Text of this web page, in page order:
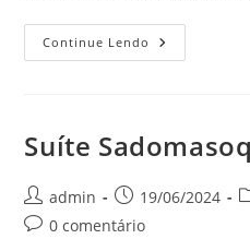
Continue Lendo Suíte
Extra
Suíte
Autor
do
admin
Post
publicado:
19/06/2024
Comentários
0 comentário